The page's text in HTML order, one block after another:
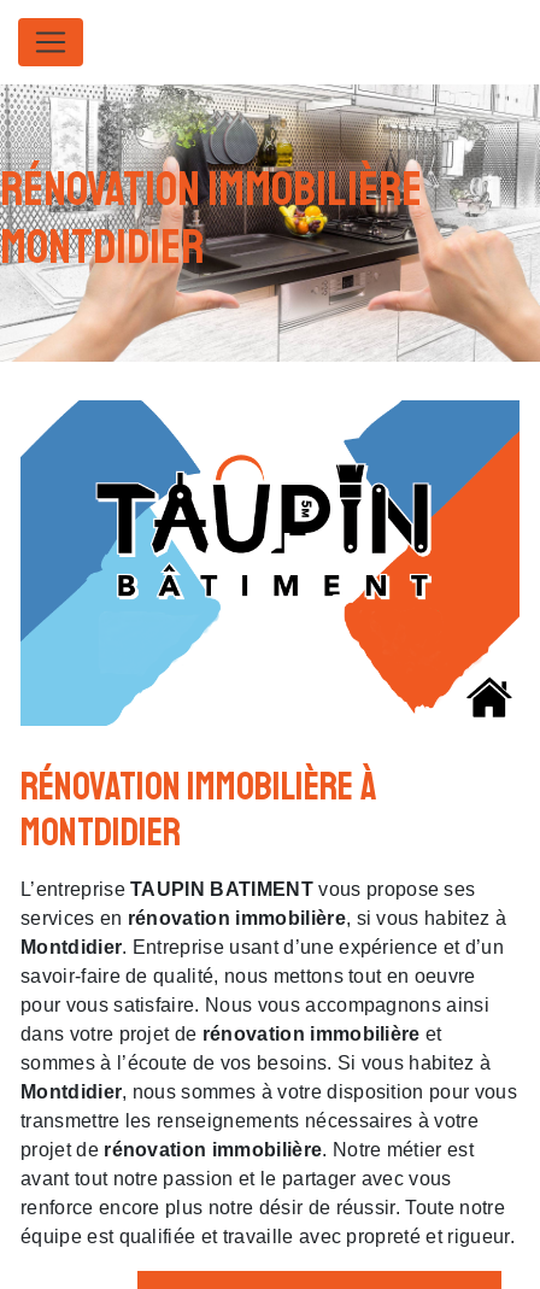
rénovation immobilière
Montdidier
rénovation immobilière à
Montdidier
L’entrepriseTAUPIN BATIMENTvous propose ses
services en rénovation immobilière, si vous habitez à
Montdidier. Entreprise usant d’une expérience et d’un
savoir-faire de qualité, nous mettons tout en oeuvre
pour vous satisfaire. Nous vous accompagnons ainsi
dans votre projet de rénovation immobilière et
sommes à l’écoute de vos besoins. Si vous habitez à
Montdidier, nous sommes à votre disposition pour vous
transmettre les renseignements nécessaires à votre
projet de rénovation immobilière. Notre métier est
avant tout notre passion et le partager avec vous
renforce encore plus notre désir de réussir. Toute notre
équipe est qualifiée et travaille avec propreté et rigueur.
Panneau de gestion des cookies